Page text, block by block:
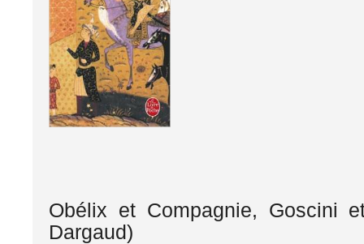
Obélix et Compagnie, Goscini
Dargaud)